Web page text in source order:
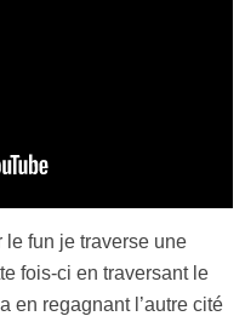
le fun je traverse une
fois-ci en traversant le
en regagnant l’autre cité